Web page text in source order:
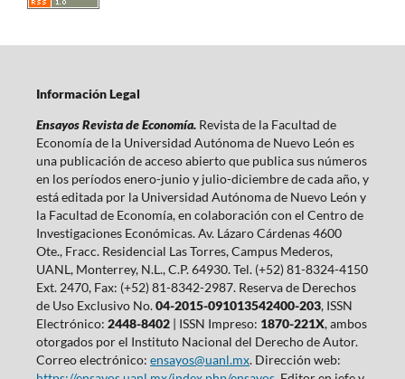
Información Legal
Ensayos Revista de Economía. Revista de la Facultad de
Economía de la Universidad Autónoma de Nuevo León es
una publicación de acceso abierto que publica sus números
en los períodos enero-junio y julio-diciembre de cada año, y
está editada por la Universidad Autónoma de Nuevo León y
la Facultad de Economía, en colaboración con el Centro de
Investigaciones Económicas. Av. Lázaro Cárdenas 4600
Ote., Fracc. Residencial Las Torres, Campus Mederos,
UANL, Monterrey, N.L., C.P. 64930. Tel. (+52) 81-8324-4150
Ext. 2470, Fax: (+52) 81-8342-2987. Reserva de Derechos
de Uso Exclusivo No.04-2015-091013542400-203, ISSN
Electrónico: 2448-8402| ISSN Impreso: 1870-221X, ambos
otorgados por el Instituto Nacional del Derecho de Autor.
Correo electrónico: ensayos@uanl.mx. Dirección web: